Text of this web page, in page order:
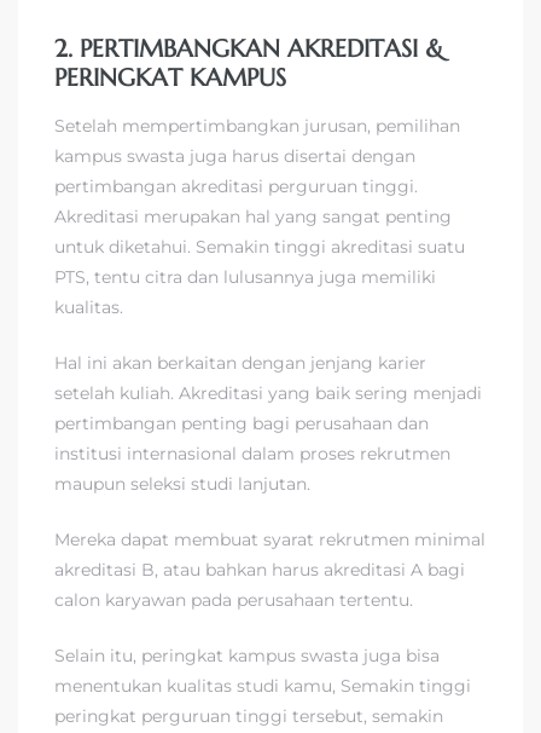
2. PERTIMBANGKAN AKREDITASI &
PERINGKAT KAMPUS
Setelah mempertimbangkan jurusan, pemilihan
kampus swasta juga harus disertai dengan
pertimbangan akreditasi perguruan tinggi.
Akreditasi merupakan hal yang sangat penting
untuk diketahui. Semakin tinggi akreditasi suatu
PTS, tentu citra dan lulusannya juga memiliki
kualitas.
Hal ini akan berkaitan dengan jenjang karier
setelah kuliah. Akreditasi yang baik sering menjadi
pertimbangan penting bagi perusahaan dan
institusi internasional dalam proses rekrutmen
maupun seleksi studi lanjutan.
Mereka dapat membuat syarat rekrutmen minimal
akreditasi B, atau bahkan harus akreditasi A bagi
calon karyawan pada perusahaan tertentu.
Selain itu, peringkat kampus swasta juga bisa
menentukan kualitas studi kamu, Semakin tinggi
peringkat perguruan tinggi tersebut, semakin